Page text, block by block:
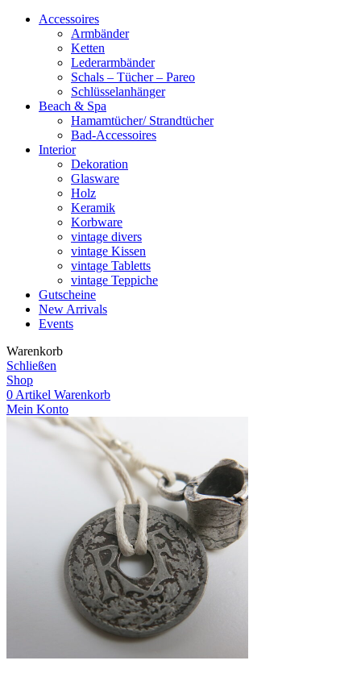
Accessoires
Armbänder
Ketten
Lederarmbänder
Schals – Tücher – Pareo
Schlüsselanhänger
Beach & Spa
Hamamtücher/ Strandtücher
Bad-Accessoires
Interior
Dekoration
Glasware
Holz
Keramik
Korbware
vintage divers
vintage Kissen
vintage Tabletts
vintage Teppiche
Gutscheine
New Arrivals
Events
Warenkorb
Schließen
Shop
0 Artikel Warenkorb
Mein Konto